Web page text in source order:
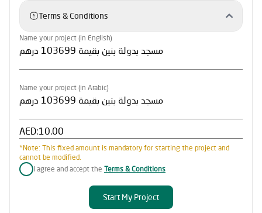
Terms & Conditions
Name your project (in English)
Name your project (in Arabic)
AED:
*Note: This fixed amount is mandatory for starting the project and
cannot be modified.
I agree and accept the Terms & Conditions
Start My Project